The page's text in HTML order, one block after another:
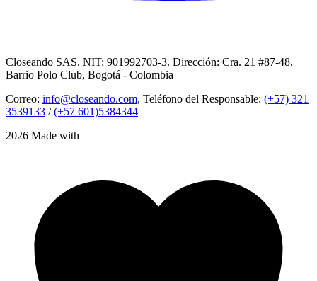
Closeando SAS. NIT: 901992703-3. Dirección: Cra. 21 #87-48,
Barrio Polo Club, Bogotá - Colombia
Correo: info@closeando.com, Teléfono del Responsable: (+57) 321
3539133 /(+57 601)5384344
2026 Made with